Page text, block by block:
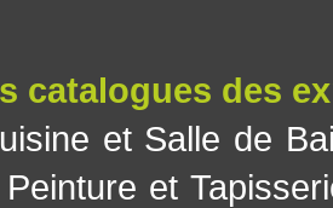
catalogues des
et Salle de
Peinture et